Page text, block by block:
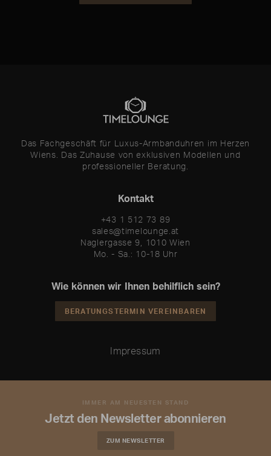
Das Fachgeschäft für Luxus-Armbanduhren im Herzen
Wiens. Das Zuhause von exklusiven Modellen und
professioneller Beratung.
Kontakt
+43 1 512 73 89
sales@timelounge.at
Naglergasse 9, 1010 Wien
Mo. - Sa.: 10-18 Uhr
Wie können wir Ihnen behilflich sein?
BERATUNGSTERMIN VEREINBAREN
Impressum
IMMER AM NEUESTEN STAND
Jetzt den Newsletter abonnieren
ZUM NEWSLETTER